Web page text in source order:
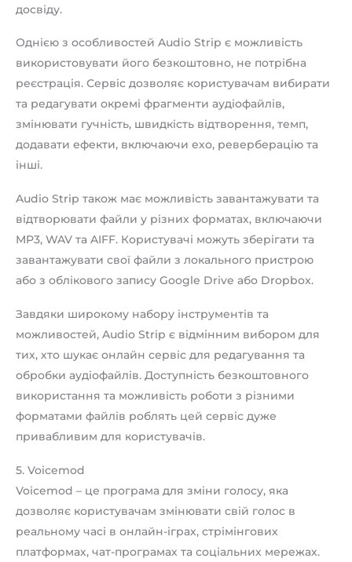
досвіду.
Однією з особливостей Audio Strip є можливість
використовувати його безкоштовно, не потрібна
реєстрація. Сервіс дозволяє користувачам вибирати
та редагувати окремі фрагменти аудіофайлів,
змінювати гучність, швидкість відтворення, темп,
додавати ефекти, включаючи ехо, реверберацію та
інші.
Audio Strip також має можливість завантажувати та
відтворювати файли у різних форматах, включаючи
MP3, WAV та AIFF. Користувачі можуть зберігати та
завантажувати свої файли з локального пристрою
або з облікового запису Google Drive або Dropbox.
Завдяки широкому набору інструментів та
можливостей, Audio Strip є відмінним вибором для
тих, хто шукає онлайн сервіс для редагування та
обробки аудіофайлів. Доступність безкоштовного
використання та можливість роботи з різними
форматами файлів роблять цей сервіс дуже
привабливим для користувачів.
5. Voicemod
Voicemod – це програма для зміни голосу, яка
дозволяє користувачам змінювати свій голос в
реальному часі в онлайн-іграх, стрімінгових
платформах, чат-програмах та соціальних мережах.